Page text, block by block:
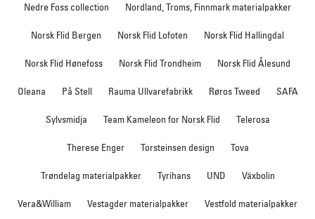
Nedre Foss collection Nordland, Troms, Finnmark materialpakker
Norsk Flid Bergen Norsk Flid Lofoten Norsk Flid Hallingdal
Norsk Flid Hønefoss Norsk Flid Trondheim Norsk Flid Ålesund
Oleana På Stell Rauma Ullvarefabrikk Røros Tweed SAFA
Sylvsmidja Team Kameleon for Norsk Flid Telerosa
Therese Enger Torsteinsen design Tova
Trøndelag materialpakker Tyrihans UND Växbolin
Vera&William Vestagder materialpakker Vestfold materialpakker